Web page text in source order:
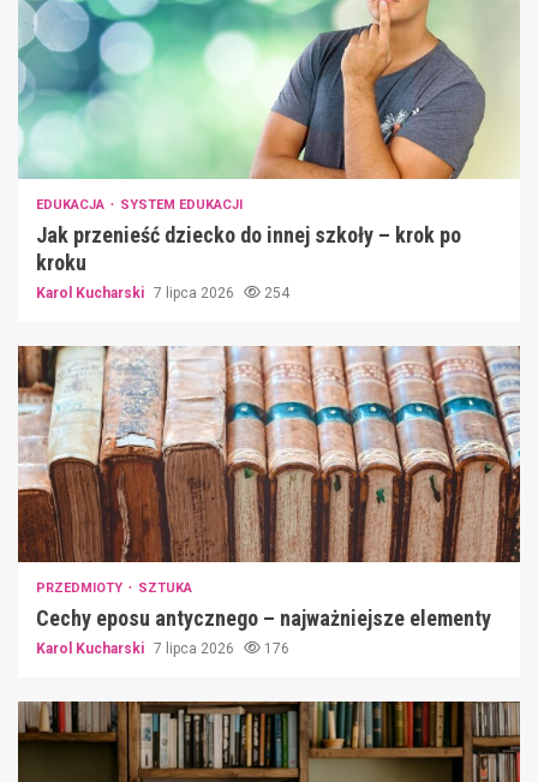
EDUKACJA SYSTEM EDUKACJI
Jak przenieść dziecko do innej szkoły – krok po
kroku
Karol Kucharski 7 lipca 2026 254
PRZEDMIOTY SZTUKA
Cechy eposu antycznego – najważniejsze elementy
Karol Kucharski 7 lipca 2026 176